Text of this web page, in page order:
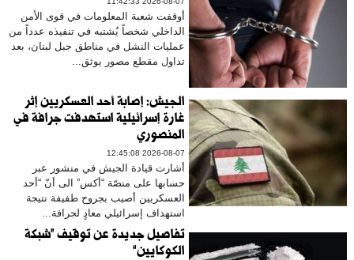
أوقفت شعبة المعلومات في قوى الأمن
الداخلي شخصاً يُشتبه في تنفيذه عدداً من
عمليات النشل في مناطق جبل لبنان، بعد
تداول مقطع مصور يوثق...
الجيش: إصابة أحد العسكريين إثر
غارة إسرائيلية استهدفت جرافة في
المنصوري
2026-08-07 12:45:08
أشارت قيادة الجيش في منشور عبر
حسابها على منصّة “أكس” الى أنّ “أحد
العسكريين أصيب بجروح طفيفة نتيجة
استهداف إسرائيلي معادٍ لجرافة...
تفاصيل جديدة عن توقيف “شبكة
الكوكايين”